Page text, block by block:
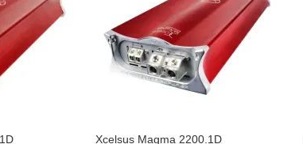
Xcelsus Magma 2200.1D